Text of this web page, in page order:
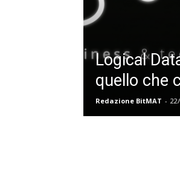
Logical
quello che
Redazione BitMAT -